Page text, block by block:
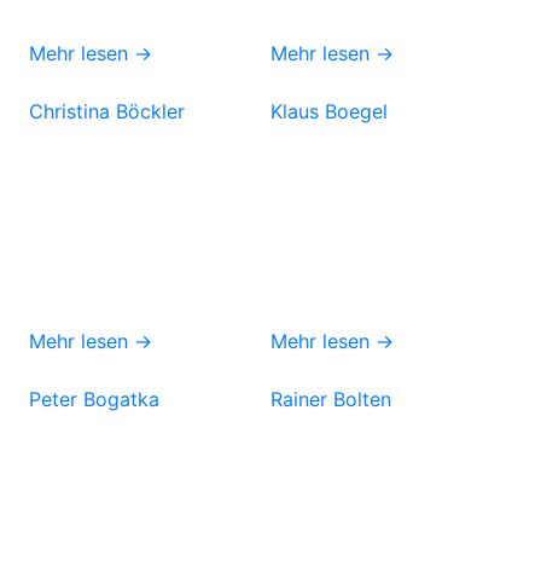
Mehr lesen → Mehr lesen →
Christina Böckler
Mehr lesen →
Klaus Boegel
Mehr lesen →
Peter Bogatka Rainer Bolten